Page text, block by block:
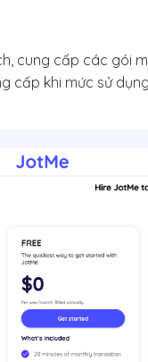
cung cấp các gói
cấp khi mức sử